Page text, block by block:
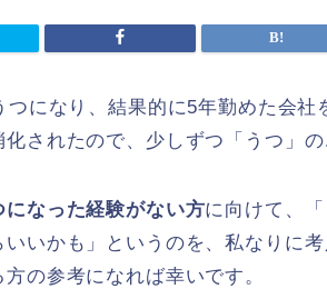
つになり、結果的に5年勤めた会
されたので、少しずつ「うつ」
になった経験がない方に向けて、
いいかも」というのを、私なりに
の参考になれば幸いです。